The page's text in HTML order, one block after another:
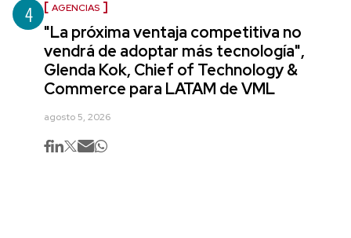
4 AGENCIAS
"La próxima ventaja competitiva no
vendrá de adoptar más tecnología",
Glenda Kok, Chief of Technology &
Commerce para LATAM de VML
agosto 5, 2026